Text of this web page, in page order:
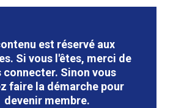
est réservé aux
Si vous l'êtes, merci de
connecter. Sinon vous
faire la démarche pour
devenir membre.